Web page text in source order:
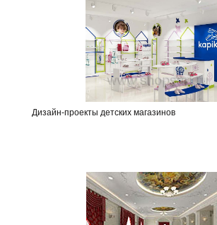
Дизайн-проекты детских магазинов